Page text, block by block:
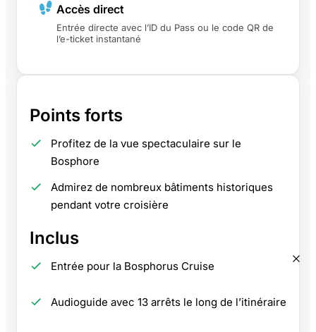
Accès direct
Entrée directe avec l’ID du Pass ou le code QR de
l’e-ticket instantané
Points forts
Profitez de la vue spectaculaire sur le
Bosphore
Admirez de nombreux bâtiments historiques
pendant votre croisière
Inclus
Entrée pour la Bosphorus Cruise
Audioguide avec 13 arrêts le long de l’itinéraire